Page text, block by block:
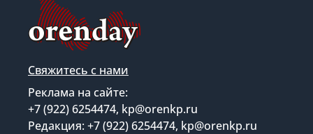
Свяжитесь с нами
Реклама на сайте:
+7 (922) 6254474, kp@orenkp.ru
Редакция: +7 (922) 6254474, kp@orenkp.ru